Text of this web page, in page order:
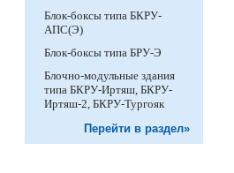
Блок-боксы типа БКРУ-
АПС(Э)
Блок-боксы типа БРУ-Э
Блочно-модульные здания
типа БКРУ-Иртяш, БКРУ-
Иртяш-2, БКРУ-Тургояк
Перейти в раздел»